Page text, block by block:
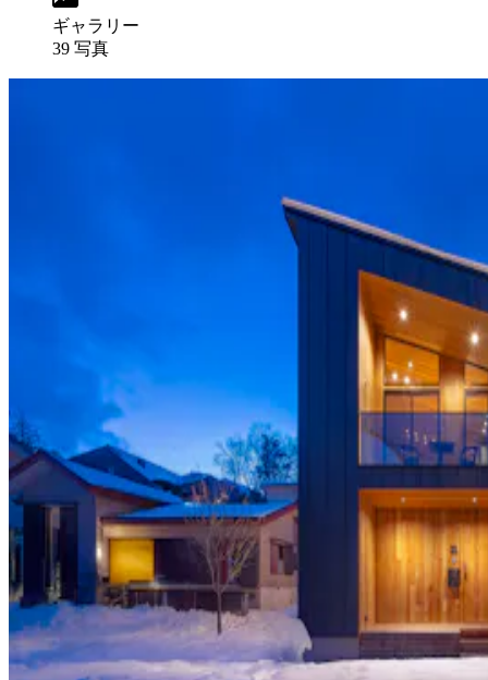
ギャラリー
39 写真